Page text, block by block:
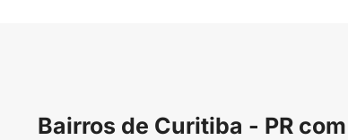
Bairros de Curitiba - PR